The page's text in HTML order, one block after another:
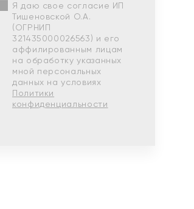
Я даю свое согласие ИП
Тишеновской О.А.
(ОГРНИП
321435000026563) и его
аффилированным лицам
на обработку указанных
мной персональных
данных на условиях
Политики
конфиденциальности